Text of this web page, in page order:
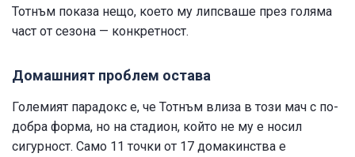
Тотнъм показа нещо, което му липсваше през голяма
част от сезона — конкретност.
Домашният проблем остава
Големият парадокс е, че Тотнъм влиза в този мач с по-
добра форма, но на стадион, който не му е носил
сигурност. Само 11 точки от 17 домакинства е